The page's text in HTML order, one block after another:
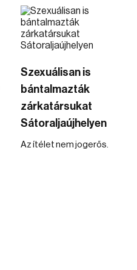
Szexuálisan is
bántalmazták
zárkatársukat
Sátoraljaújhelyen
Az ítélet nem jogerős.